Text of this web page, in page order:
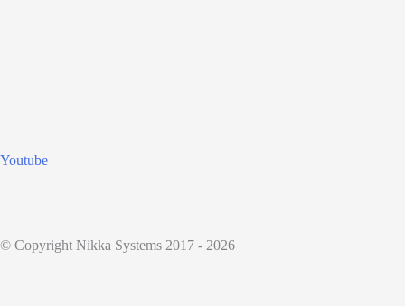
Youtube
© Copyright Nikka Systems 2017 - 2026